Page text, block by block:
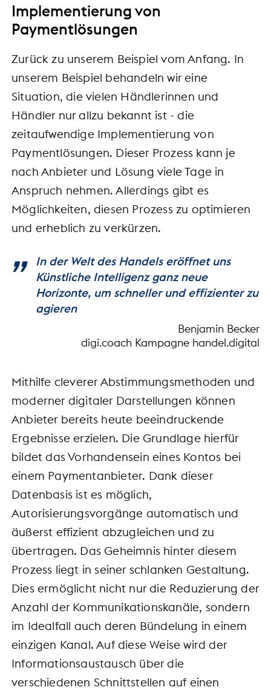
Implementierung von
Paymentlösungen
Zurück zu unserem Beispiel vom Anfang. In
unserem Beispiel behandeln wir eine
Situation, die vielen Händlerinnen und
Händler nur allzu bekannt ist - die
zeitaufwendige Implementierung von
Paymentlösungen. Dieser Prozess kann je
nach Anbieter und Lösung viele Tage in
Anspruch nehmen. Allerdings gibt es
Möglichkeiten, diesen Prozess zu optimieren
und erheblich zu verkürzen.
In der Welt des Handels eröffnet uns
Künstliche Intelligenz ganz neue
Horizonte, um schneller und effizienter zu
agieren
Benjamin Becker
digi.coach Kampagne handel.digital
Mithilfe cleverer Abstimmungsmethoden und
moderner digitaler Darstellungen können
Anbieter bereits heute beeindruckende
Ergebnisse erzielen. Die Grundlage hierfür
bildet das Vorhandensein eines Kontos bei
einem Paymentanbieter. Dank dieser
Datenbasis ist es möglich,
Autorisierungsvorgänge automatisch und
äußerst effizient abzugleichen und zu
übertragen. Das Geheimnis hinter diesem
Prozess liegt in seiner schlanken Gestaltung.
Dies ermöglicht nicht nur die Reduzierung der
Anzahl der Kommunikationskanäle, sondern
im Idealfall auch deren Bündelung in einem
einzigen Kanal. Auf diese Weise wird der
Informationsaustausch über die
verschiedenen Schnittstellen auf einen